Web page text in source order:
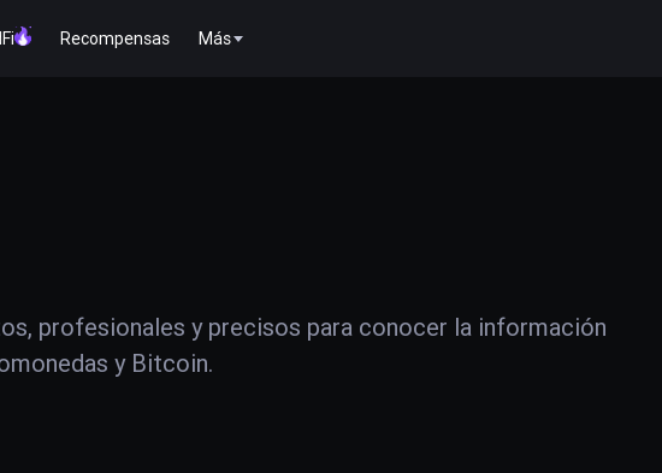
Recompensas Más
profesionales y precisos para conocer la información
y Bitcoin.